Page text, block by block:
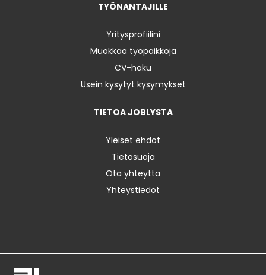
TYÖNANTAJILLE
Yritysprofiilini
Muokkaa työpaikkoja
CV-haku
Usein kysytyt kysymykset
TIETOA JOBLYSTA
Yleiset ehdot
Tietosuoja
Ota yhteyttä
Yhteystiedot